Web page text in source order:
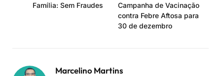
Família: Sem Fraudes
Campanha de Vacinação
contra Febre Aftosa para
30 de dezembro
Marcelino Martins